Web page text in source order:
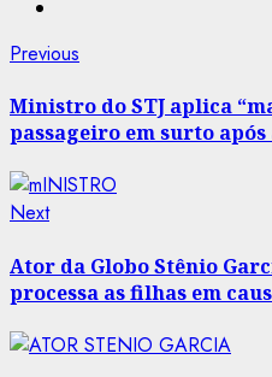
Post
navigation
Previous
Ministro do STJ aplica
passageiro em surto após
NextNext
Ator da Globo Stênio
processa as filhas em